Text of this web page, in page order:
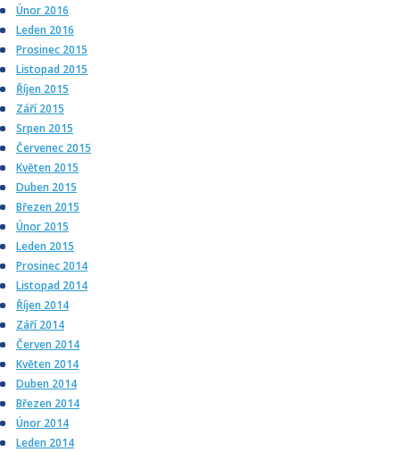
Únor 2016
Leden 2016
Prosinec 2015
Listopad 2015
Říjen 2015
Září 2015
Srpen 2015
Červenec 2015
Květen 2015
Duben 2015
Březen 2015
Únor 2015
Leden 2015
Prosinec 2014
Listopad 2014
Říjen 2014
Září 2014
Červen 2014
Květen 2014
Duben 2014
Březen 2014
Únor 2014
Leden 2014